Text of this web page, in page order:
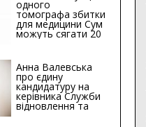
одного
томографа збитки
для медицини Сум
можуть сягати 20
мільйонів гривень
Анна Валевська
про єдину
кандидатуру на
керівника Служби
відновлення та
інфраструктури у